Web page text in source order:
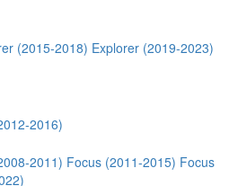
(2015-2018) Explorer (2019-2023)
2016)
2011) Focus (2011-2015) Focus